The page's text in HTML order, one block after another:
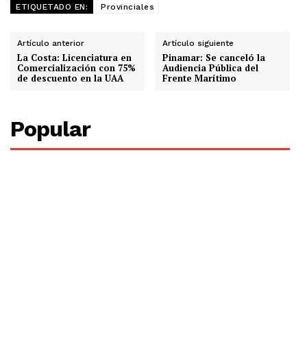
ETIQUETADO EN: Provinciales
Artículo anterior
La Costa: Licenciatura en
Comercialización con 75%
de descuento en la UAA
Artículo siguiente
Pinamar: Se canceló la
Audiencia Pública del
Frente Marítimo
Popular